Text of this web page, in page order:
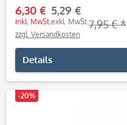
6,30 €
inkl. MwSt.
5,29 €
exkl. MwSt.7,95 € *
zzgl. Versandkosten
Details
-20%